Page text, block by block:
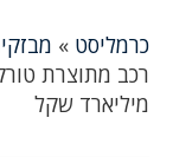
כרמליסט »
רכב מתוצרת
מיליארד שקל